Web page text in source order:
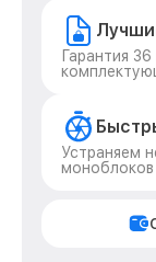
Гарантия
Устраняем
моноблоков